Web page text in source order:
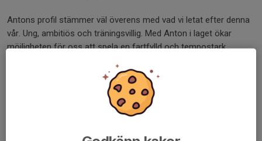
Antons profil stämmer väl överens med vad vi letat efter denna
vår. Ung, ambitiös och träningsvillig. Med Anton i laget ökar
möjligheten för oss att spela en fartfylld och tempostark
Vi är väl medvetna om att vi nu har två väldigt unga linjespelare i
truppen, som både behöver träna hårt och spela mycket
matcher för att fortsätta sin utveckling.
Och just att sätta ihop en grupp utvecklingsbara spelare, med